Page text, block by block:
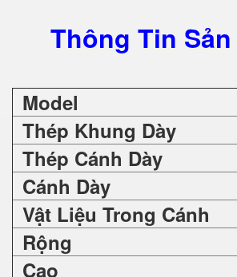
Thông Tin
Model
Thép Khung Dày
Thép Cánh Dày
Cánh Dày
Vật Liệu Trong Cánh
Rộng
Cao